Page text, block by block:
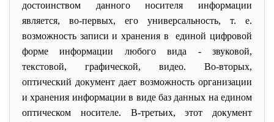
достоинством данного носителя информации
является, во-первых, его универсальность, т. е.
возможность записи и хранения в единой цифровой
форме информации любого вида - звуковой,
текстовой, графической, видео. Во-вторых,
оптический документ дает возможность организации
и хранения информации в виде баз данных на едином
оптическом носителе. В-третьих, этот документ